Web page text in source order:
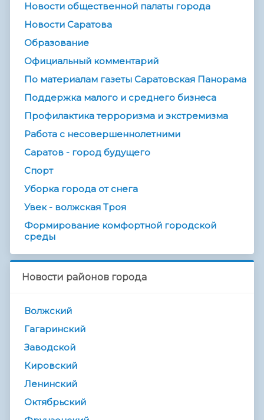
Новости общественной палаты города
Новости Саратова
Образование
Официальный комментарий
По материалам газеты Саратовская Панорама
Поддержка малого и среднего бизнеса
Профилактика терроризма и экстремизма
Работа с несовершеннолетними
Саратов - город будущего
Спорт
Уборка города от снега
Увек - волжская Троя
Формирование комфортной городской
среды
Новости районов города
Волжский
Гагаринский
Заводской
Кировский
Ленинский
Октябрьский